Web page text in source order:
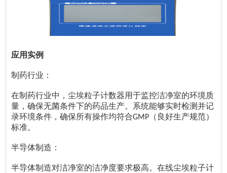
应用实例
制药行业：
在制药行业中，尘埃粒子计数器用于监控洁净室的环境质
量，确保无菌条件下的药品生产。系统能够实时检测并记
录环境条件，确保所有操作均符合GMP （良好生产规范）
标准。
半导体制造：
半导体制造对洁净室的洁净度要求极高。在线尘埃粒子计